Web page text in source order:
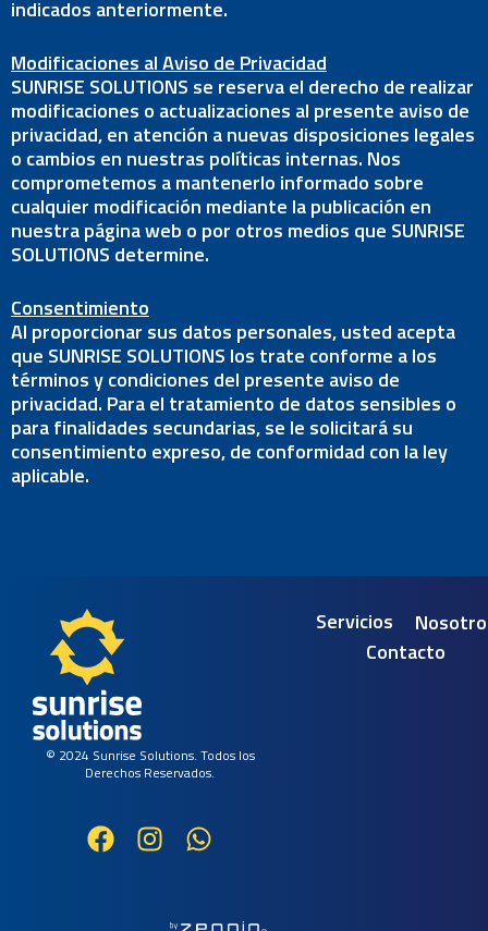
indicados anteriormente.
Modificaciones al Aviso de Privacidad
SUNRISE SOLUTIONS se reserva el derecho de realizar
modificaciones o actualizaciones al presente aviso de
privacidad, en atención a nuevas disposiciones legales
o cambios en nuestras políticas internas. Nos
comprometemos a mantenerlo informado sobre
cualquier modificación mediante la publicación en
nuestra página web o por otros medios que SUNRISE
SOLUTIONS determine.
Consentimiento
Al proporcionar sus datos personales, usted acepta
que SUNRISE SOLUTIONS los trate conforme a los
términos y condiciones del presente aviso de
privacidad. Para el tratamiento de datos sensibles o
para finalidades secundarias, se le solicitará su
consentimiento expreso, de conformidad con la ley
aplicable.
© 2024 Sunrise Solutions. Todos los
Derechos Reservados.
Servicios
Contacto